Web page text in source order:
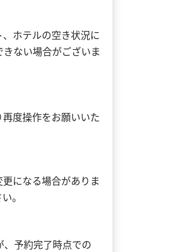
ホテルの空き状況に
ない場合がございま
度操作をお願いいた
になる場合がありま
。
予約完了時点での